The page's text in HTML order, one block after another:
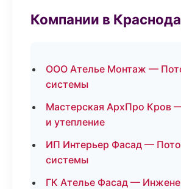
Компании в
ООО Ателье Монтаж —
системы
Мастерская АрхПро Кров
и утепление
ИП Интерьер Фасад —
системы
ГК Ателье Фасад —